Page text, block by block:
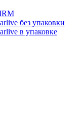
без упаковки
в упаковке